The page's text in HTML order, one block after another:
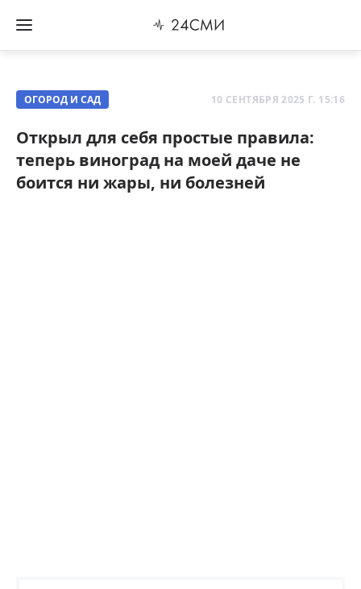
ОГОРОД И САД 10 СЕНТЯБРЯ 2025 Г. 15:16
Открыл для себя простые правила:
теперь виноград на моей даче не
боится ни жары, ни болезней